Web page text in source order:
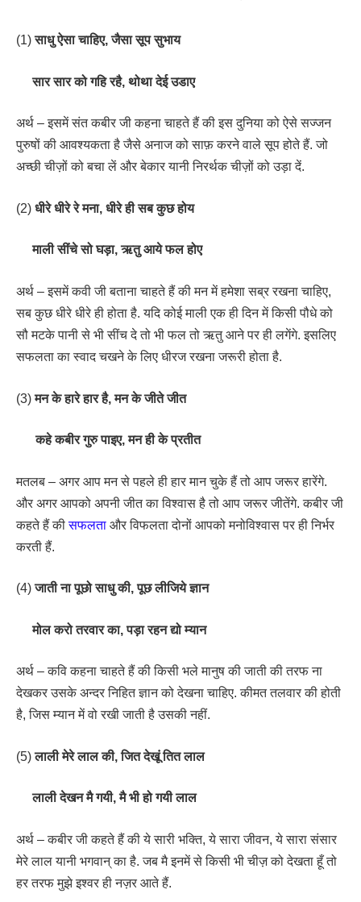
(1)साधु ऐसा चाहिए, जैसा सूप सुभाय
सार सार को गहि रहै, थोथा देई उडाए
अर्थ – इसमें संत कबीर जी कहना चाहते हैं की इस दुनिया को ऐसे सज्जन
पुरुषों की आवश्यकता है जैसे अनाज को साफ़ करने वाले सूप होते हैं. जो
अच्छी चीज़ों को बचा लें और बेकार यानी निरर्थक चीज़ों को उड़ा दें.
(2) धीरे धीरे रे मना, धीरे ही सब कुछ होय
माली सींचे सो घड़ा, ऋतु आये फल होए
अर्थ – इसमें कवी जी बताना चाहते हैं की मन में हमेशा सब्र रखना चाहिए,
सब कुछ धीरे धीरे ही होता है. यदि कोई माली एक ही दिन में किसी पौधे को
सौ मटके पानी से भी सींच दे तो भी फल तो ऋतु आने पर ही लगेंगे. इसलिए
सफलता का स्वाद चखने के लिए धीरज रखना जरूरी होता है.
(3)मन के हारे हार है, मन के जीते जीत
कहे कबीर गुरु पाइए, मन ही के प्रतीत
मतलब – अगर आप मन से पहले ही हार मान चुके हैं तो आप जरूर हारेंगे.
और अगर आपको अपनी जीत का विश्वास है तो आप जरूर जीतेंगे. कबीर जी
कहते हैं कीसफलता और विफलता दोनों आपको मनोविश्वास पर ही निर्भर
करती हैं.
(4)जाती ना पूछो साधु की, पूछ लीजिये ज्ञान
मोल करो तरवार का, पड़ा रहन द्यो म्यान
अर्थ – कवि कहना चाहते हैं की किसी भले मानुष की जाती की तरफ ना
देखकर उसके अन्दर निहित ज्ञान को देखना चाहिए. कीमत तलवार की होती
है, जिस म्यान में वो रखी जाती है उसकी नहीं.
(5)लाली मेरे लाल की, जित देखूं तित लाल
लाली देखन मै गयी, मै भी हो गयी लाल
अर्थ – कबीर जी कहते हैं की ये सारी भक्ति, ये सारा जीवन, ये सारा संसार
मेरे लाल यानी भगवान् का है. जब मै इनमें से किसी भी चीज़ को देखता हूँ तो
हर तरफ मुझे इश्वर ही नज़र आते हैं.